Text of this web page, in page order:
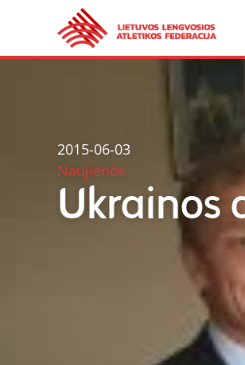
2015-06-03
Naujienos
Ukrainos